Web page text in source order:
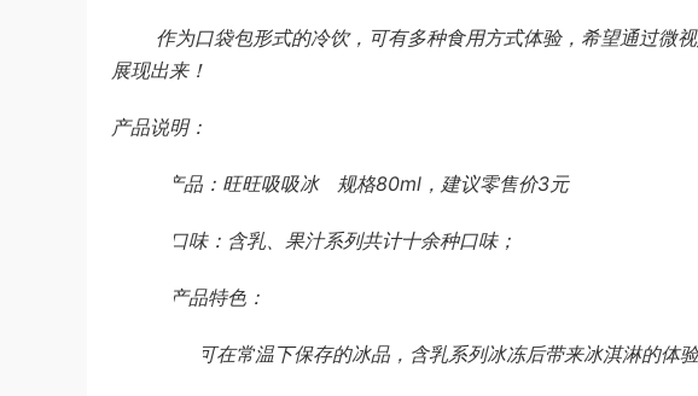
作为口袋包形式的冷饮，可有多种食用方式体验，希望通过微
展现出来！
产品说明：
产品：旺旺吸吸冰 规格80ml，建议零售价3元
口味：含乳、果汁系列共计十余种口味；
产品特色：
可在常温下保存的冰品，含乳系列冰冻后带来冰淇淋的体